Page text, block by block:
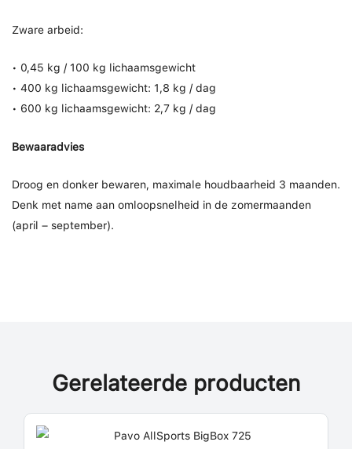
Zware arbeid:
• 0,45 kg / 100 kg lichaamsgewicht
• 400 kg lichaamsgewicht: 1,8 kg / dag
• 600 kg lichaamsgewicht: 2,7 kg / dag
Bewaaradvies
Droog en donker bewaren, maximale houdbaarheid 3 maanden.
Denk met name aan omloopsnelheid in de zomermaanden
(april – september).
Gerelateerde producten